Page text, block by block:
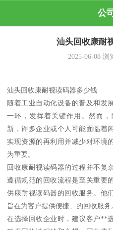
公
汕头回收康耐
2025-06-08浏
汕头回收康耐视读码器多少钱
随着工业自动化设备的普及和发
一环，发挥着关键作用。然而
新，许多企业或个人可能面临着
实现资源的再利用并减少对环境
为重要。
回收康耐视读码器的过程并不复
遵循规范的回收流程是至关重要
供康耐视读码器的回收服务。他
旨在为客户提供便捷、的回收服务
在选择回收企业时，建议客户**